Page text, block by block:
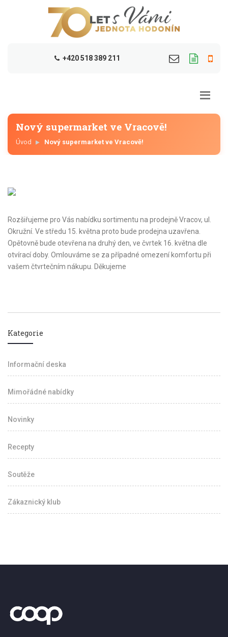
+420 518 389 211
Nový supermarket ve Vracově!
Úvod Nový supermarket ve Vracově!
Rozšiřujeme pro Vás nabídku sortimentu na prodejně Vracov, ul.
Okružní. Ve středu 15. května proto bude prodejna uzavřena.
Opětovně bude otevřena na druhý den, ve čvrtek 16. května dle
otvírací doby. Omlouváme se za případné omezení komfortu při
vašem čtvrtečním nákupu. Děkujeme
Kategorie
Informační deska
Mimořádné nabídky
Novinky
Recepty
Soutěže
Zákaznický klub